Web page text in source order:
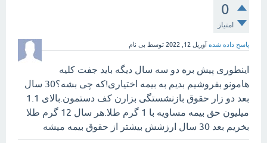
0
امتیاز
پاسخ داده شده آوریل 12, 2022 توسط بی نام
اینطوری پیش بره دو سه سال دیگه باید جفت کلیه
هامونو بفروشیم بدیم به بیمه اختیاری!که چی بشه؟30 سال
بعد دو زار حقوق بازنشستگی بزارن کف دستمون.بالای 1.1
میلیون حق بیمه مساویه با 1 گرم طلا.هر سال 12 گرم طلا
بخریم بعد 30 سال ارزشش بیشتر از حقوق بیمه میشه